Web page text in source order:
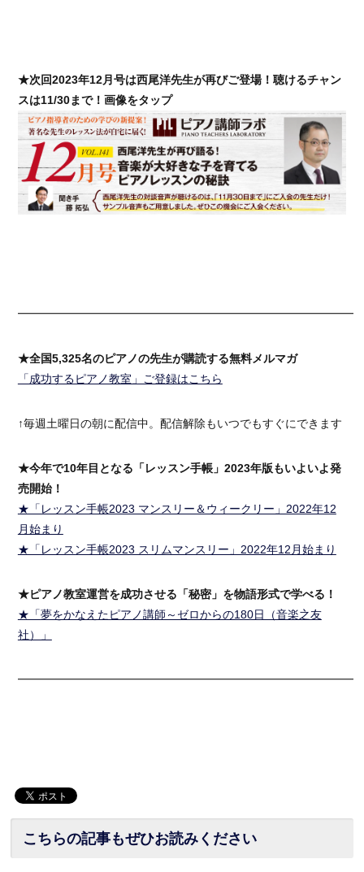
★次回2023年12月号は西尾洋先生が再びご登場！聴けるチャン
スは11/30まで！画像をタップ
★全国5,325名のピアノの先生が購読する無料メルマガ
「成功するピアノ教室」ご登録はこちら
↑毎週土曜日の朝に配信中。配信解除もいつでもすぐにできます
★今年で10年目となる「レッスン手帳」2023年版もいよいよ発
売開始！
★「レッスン手帳2023 マンスリー＆ウィークリー」2022年12
月始まり
★「レッスン手帳2023 スリムマンスリー」2022年12月始まり
★ピアノ教室運営を成功させる「秘密」を物語形式で学べる！
★「夢をかなえたピアノ講師～ゼロからの180日（音楽之友
社）」
こちらの記事もぜひお読みください